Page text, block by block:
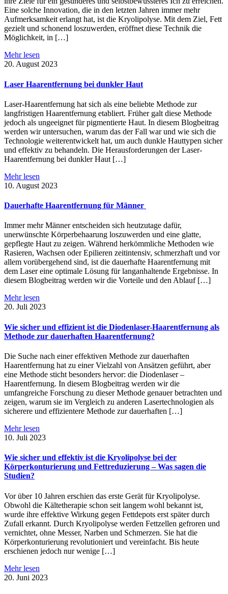
Eine solche Innovation, die in den letzten Jahren immer mehr
Aufmerksamkeit erlangt hat, ist die Kryolipolyse. Mit dem Ziel, Fett
gezielt und schonend loszuwerden, eröffnet diese Technik die
Möglichkeit, in […]
Mehr lesen
20. August 2023
Laser Haarentfernung bei dunkler Haut
Laser-Haarentfernung hat sich als eine beliebte Methode zur
langfristigen Haarentfernung etabliert. Früher galt diese Methode
jedoch als ungeeignet für pigmentierte Haut. In diesem Blogbeitrag
werden wir untersuchen, warum das der Fall war und wie sich die
Technologie weiterentwickelt hat, um auch dunkle Hauttypen sicher
und effektiv zu behandeln. Die Herausforderungen der Laser-
Haarentfernung bei dunkler Haut […]
Mehr lesen
10. August 2023
Dauerhafte Haarentfernung für Männer
Immer mehr Männer entscheiden sich heutzutage dafür,
unerwünschte Körperbehaarung loszuwerden und eine glatte,
gepflegte Haut zu zeigen. Während herkömmliche Methoden wie
Rasieren, Wachsen oder Epilieren zeitintensiv, schmerzhaft und vor
allem vorübergehend sind, ist die dauerhafte Haarentfernung mit
dem Laser eine optimale Lösung für langanhaltende Ergebnisse. In
diesem Blogbeitrag werden wir die Vorteile und den Ablauf […]
Mehr lesen
20. Juli 2023
Wie sicher und effizient ist die Diodenlaser-Haarentfernung als
Methode zur dauerhaften Haarentfernung?
Die Suche nach einer effektiven Methode zur dauerhaften
Haarentfernung hat zu einer Vielzahl von Ansätzen geführt, aber
eine Methode sticht besonders hervor: die Diodenlaser –
Haarentfernung. In diesem Blogbeitrag werden wir die
umfangreiche Forschung zu dieser Methode genauer betrachten und
zeigen, warum sie im Vergleich zu anderen Lasertechnologien als
sicherere und effizientere Methode zur dauerhaften […]
Mehr lesen
10. Juli 2023
Wie sicher und effektiv ist die Kryolipolyse bei der
Körperkonturierung und Fettreduzierung – Was sagen die
Studien?
Vor über 10 Jahren erschien das erste Gerät für Kryolipolyse.
Obwohl die Kältetherapie schon seit langem wohl bekannt ist,
wurde ihre effektive Wirkung gegen Fettdepots erst später durch
Zufall erkannt. Durch Kryolipolyse werden Fettzellen gefroren und
vernichtet, ohne Messer, Narben und Schmerzen. Sie hat die
Körperkonturierung revolutioniert und vereinfacht. Bis heute
erschienen jedoch nur wenige […]
Mehr lesen
20. Juni 2023